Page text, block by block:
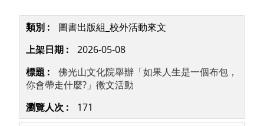
圖書出版組_校外活動來文
2026-05-08
佛光山文化院舉辦「如果人生是一個布包，
你會帶走什麼?」徵文活動
171